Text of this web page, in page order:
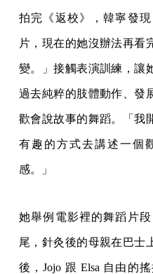
拍完《返校》，韓寧發
片，現在的她沒辦法再看
變。」接觸表演訓練，讓
過去純粹的肢體動作、發
歡會說故事的舞蹈。「我
有趣的方式去講述一個
感。」
她舉例電影裡的舞蹈片
尾，針灸後的母親在巴士
後，Jojo 跟 Elsa 自由的